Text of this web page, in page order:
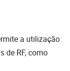
a utilização
de RF, como